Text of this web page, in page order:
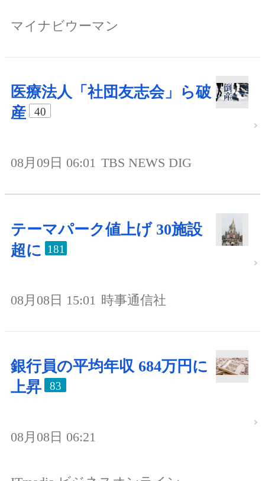
マイナビウーマン
医療法人「社団友志会」ら破
産
40
08月09日 06:01 TBS NEWS DIG
テーマパーク値上げ 30施設
超に 181
08月08日 15:01 時事通信社
銀行員の平均年収 684万円に
上昇
83
08月08日 06:21